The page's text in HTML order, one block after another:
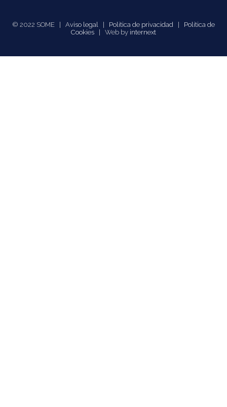
© 2022 SOME | Aviso legal Política de privacidad
Política de
Cookies
| Web by internext